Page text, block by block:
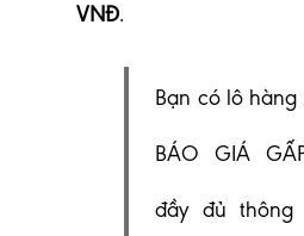
VNĐ.
Bạn có lô
BÁO GIÁ
đầy đủ thông